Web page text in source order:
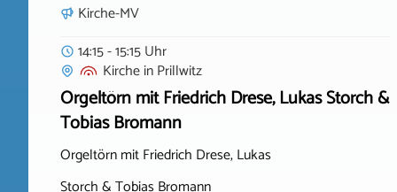
Kirche-MV
14:15 - 15:15 Uhr
KircheinPrillwitz
Orgeltörn mit Friedrich Drese, Lukas Storch &
Tobias Bromann
Orgeltörn mit Friedrich Drese, Lukas
Storch & Tobias Bromann